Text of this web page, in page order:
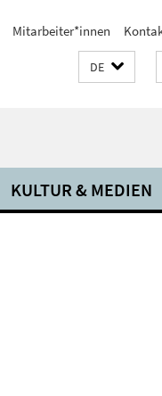
Mitarbeiter*innen
DE
KULTUR & MEDIEN